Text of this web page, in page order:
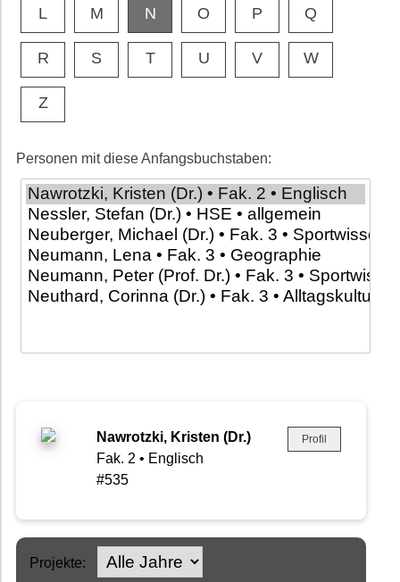
L M N O P Q
R S T U V W
Z
Personen mit diese Anfangsbuchstaben:
Nawrotzki, Kristen (Dr.)
Fak. 2 • Englisch
#535
Profil
Projekte: